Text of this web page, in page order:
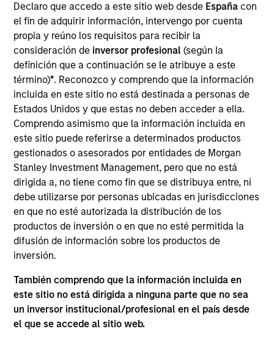
Declaro que accedo a este sitio web desde España con
el fin de adquirir información, intervengo por cuenta
propia y reúno los requisitos para recibir la
consideración de inversor profesional(según la
definición que a continuación se le atribuye a este
término)*. Reconozco y comprendo que la información
incluida en este sitio no está destinada a personas de
Estados Unidos y que estas no deben acceder a ella.
Comprendo asimismo que la información incluida en
este sitio puede referirse a determinados productos
gestionados o asesorados por entidades de Morgan
Stanley Investment Management, pero que no está
dirigida a, no tiene como fin que se distribuya entre, ni
debe utilizarse por personas ubicadas en jurisdicciones
en que no esté autorizada la distribución de los
productos de inversión o en que no esté permitida la
difusión de información sobre los productos de
inversión.
También comprendo que la información incluida en
este sitio no está dirigida a ninguna parte que no sea
un inversor institucional/profesional en el país desde
el que se accede al sitio web.
Play
Video
Applied Equity Advisors Investment Process
The Applied Equity Advisors team combines the best of
fundamental and quantitative approaches to investing
to deliver highly active, style-flexible, concentrated
techniques throughout the investment process. The
longstanding experience and judgment of its portfolio
managers inform both the portfolio style positioning
and the final stock selection.